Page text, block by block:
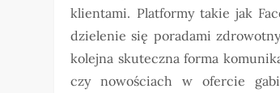
klientami. Platformy takie jak
dzielenie się poradami
kolejna skuteczna forma
czy nowościach w ofercie